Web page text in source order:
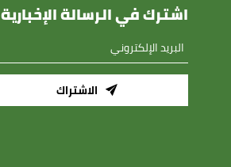
اشترك في الرسالة الإخبارية
الاشتراك